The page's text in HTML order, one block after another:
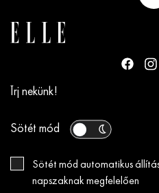
Írj nekünk!
Sötét mód
Sötét mód automatikus
napszaknak megfelelően